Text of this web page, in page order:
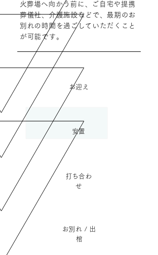
​火葬場へ向かう前に、ご自宅や提携
葬儀社、介護施設などで、最期のお
別れの時間を過ごしていただくこと
が可能です。
​お迎え
​安置
​打ち合わ
せ
​お別れ / 出
棺